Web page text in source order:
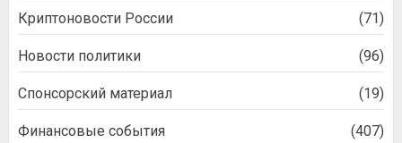
Криптоновости России (71)
Новости политики (96)
Спонсорский материал (19)
Финансовые события (407)